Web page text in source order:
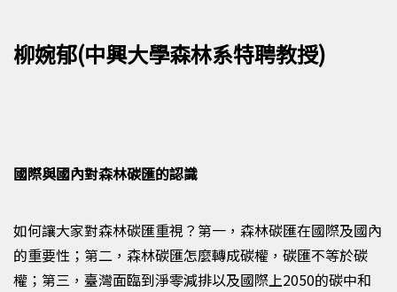
柳婉郁(中興大學森林系特聘教授)
國際與國內對森林碳匯的認識
如何讓大家對森林碳匯重視 ？ 第一 ， 森林碳匯在國際及國內
的重要性 ； 第二 ， 森林碳匯怎麼轉成碳權，碳匯不等於碳
權 ； 第三 ， 臺灣面臨到淨零減排以及國際上2050的碳中和